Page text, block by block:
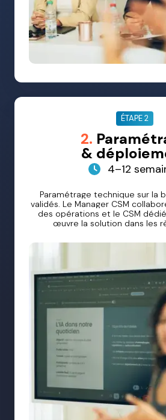
ÉTAPE 2
2.
&
4–12
Paramétrage technique sur la
validés. Le Manager CSM
des opérations et le CSM
œuvre la solution dans les